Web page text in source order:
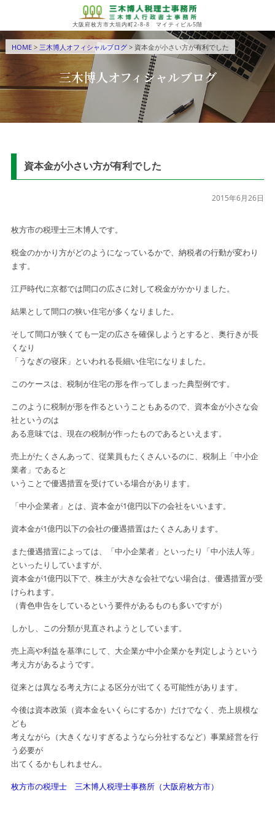
大阪府枚方市大垣内町2-8-8 マイティビル5階
HOME> 三木博人オフィシャルブログ> 資本金が小さい方が有利でした
三木博人オフィシャルブログ
資本金が小さい方が有利でした
2015年6月26日
枚方市の税理士三木博人です。
税金のかかり方がどのようになっているかで、納税者の行動が変わり
ます。
江戸時代に京都では間口の広さに対して税金がかかりました。
結果として間口の狭い住宅が多くなりました。
そして間口が狭くても一定の広さを確保しようとすると、奥行きが長
くなり
「うなぎの寝床」といわれる長細い住宅になりました。
このケースは、税制が住宅の形を作ってしまった典型例です。
このように税制が形を作るということもあるので、資本金が小さな会
社というのは
ある意味では、現在の税制が作ったものであるといえます。
売上がたくさんあって、従業員もたくさんいるのに、税制上「中小企
業者」であると
いうことで優遇措置を受けている場合があります。
「中小企業者」とは、資本金が1億円以下の会社をいいます。
資本金が1億円以下の会社の優遇措置はたくさんあります。
また優遇措置によっては、「中小企業者」といったり「中小法人等」
といったり していますが、
資本金が1億円以下で、株主が大きな会社でない場合は、優遇措置が受
けられます。
（青色申告をしているという要件があるものも多いですが）
しかし、この分類が見直されようとしています。
売上高や利益を基準にして、大企業か中小企業かを判定しようという
考え方があるようです。
従来とは異なる考え方による区分が出てくる可能性があります。
今後は資本政策（資本金をいくらにするか）だけでなく、売上規模な
ども
考えながら （大きくなりすぎるようなら分社するなど）事業経営を行
う必要が
出てくるかもしれません。
枚方市の税理士 三木博人税理士事務所（大阪府枚方市）